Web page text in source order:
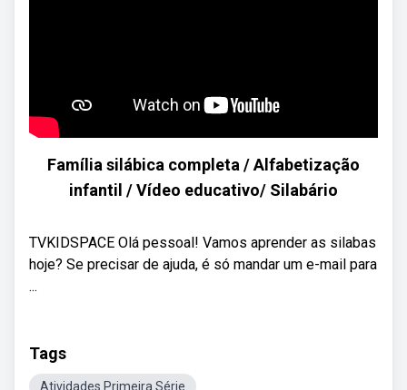
Família silábica completa / Alfabetização
infantil / Vídeo educativo/ Silabário
TVKIDSPACE Olá pessoal! Vamos aprender as silabas
hoje? Se precisar de ajuda, é só mandar um e-mail para
...
Tags
Atividades Primeira Série